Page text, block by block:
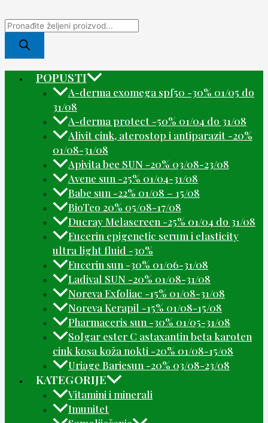
POPUSTI
A-derma exomega spf50 -30% 01/05 do
31/08
A-derma protect -50% 01/04 do 31/08
Alivit cink, aterostop i antiparazit -20%
01/08-31/08
Apivita bee SUN -20% 03/08-23/08
Avene sun -25% 01/04-31/08
Babe sun -22% 01/08 – 15/08
BioTeo 20% 05/08-17/08
Ducray Melascreen -25% 01/04 do 31/08
Eucerin epigenetic serum i elasticity
ultra light fluid -30%
Eucerin sun -30% 01/06-31/08
Ladival SUN -20% 01/08-31/08
Noreva Exfoliac -15% 01/08-31/08
Noreva Kerapil -15% 01/08-15/08
Pharmaceris sun -30% 01/05-31/08
Solgar ester C astaxantin beta karoten
cink kosa koža nokti -20% 01/08-15/08
Uriage Bariesun -20% 03/08-23/08
KATEGORIJE
Vitamini i minerali
Imunitet